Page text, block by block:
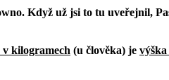
Když už jsi to tu uveřejnil,
kilogramech (u člověka) je výška